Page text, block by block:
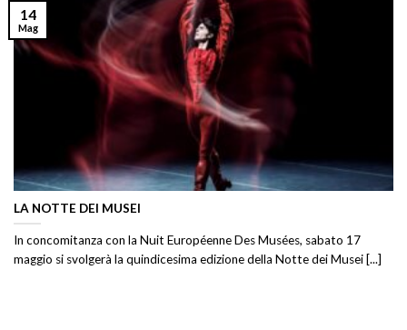
LA NOTTE DEI MUSEI
In concomitanza con la Nuit Européenne Des Musées, sabato 17
maggio si svolgerà la quindicesima edizione della Notte dei Musei [...]
14
Mag